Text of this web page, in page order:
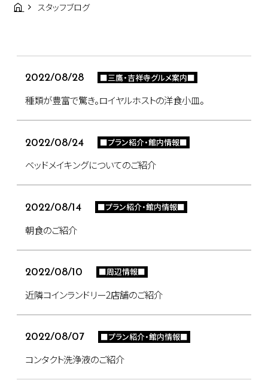
スタッフブログ
2022/08/28 ■三鷹・吉祥寺グルメ案内■
種類が豊富で驚き。ロイヤルホストの洋食小皿。
2022/08/24 ■プラン紹介・館内情報■
ベッドメイキングについてのご紹介
2022/08/14 ■プラン紹介・館内情報■
朝食のご紹介
2022/08/10 ■周辺情報■
近隣コインランドリー2店舗のご紹介
2022/08/07 ■プラン紹介・館内情報■
コンタクト洗浄液のご紹介